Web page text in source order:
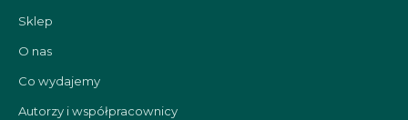
Sklep
O nas
Co wydajemy
Autorzy i współpracownicy